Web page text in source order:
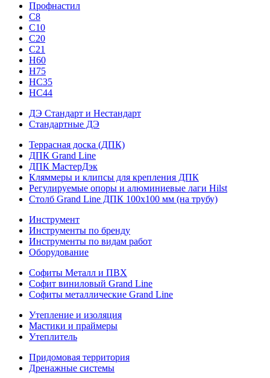
Профнастил
С8
С10
С20
С21
H60
H75
HС35
НС44
ДЭ Стандарт и Нестандарт
Стандартные ДЭ
Террасная доска (ДПК)
ДПК Grand Line
ДПК МастерДэк
Кляммеры и клипсы для крепления ДПК
Регулируемые опоры и алюминиевые лаги Hilst
Столб Grand Line ДПК 100х100 мм (на трубу)
Инструмент
Инструменты по бренду
Инструменты по видам работ
Оборудование
Софиты Металл и ПВХ
Софит виниловый Grand Line
Софиты металлические Grand Line
Утепление и изоляция
Мастики и праймеры
Утеплитель
Придомовая территория
Дренажные системы